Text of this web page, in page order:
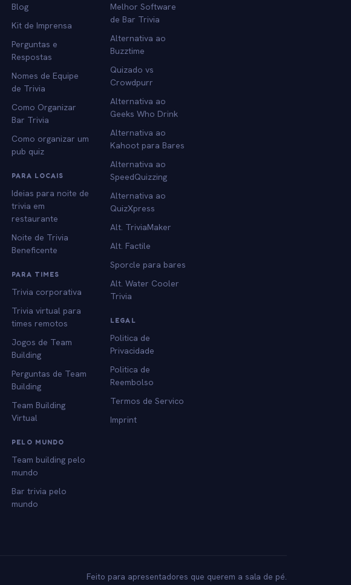
Blog
Kit de Imprensa
Perguntas e
Respostas
Nomes de Equipe
de Trivia
Como Organizar
Bar Trivia
Como organizar um
pub quiz
PARA LOCAIS
Ideias para noite de
trivia em
restaurante
Noite de Trivia
Beneficente
PARA TIMES
Trivia corporativa
Trivia virtual para
times remotos
Jogos de Team
Building
Perguntas de Team
Building
Team Building
Virtual
PELO MUNDO
Team building pelo
mundo
Bar trivia pelo
mundo
Melhor Software
de Bar Trivia
Alternativa ao
Buzztime
Quizado vs
Crowdpurr
Alternativa ao
Geeks Who Drink
Alternativa ao
Kahoot para Bares
Alternativa ao
SpeedQuizzing
Alternativa ao
QuizXpress
Alt. TriviaMaker
Alt. Factile
Sporcle para bares
Alt. Water Cooler
Trivia
LEGAL
Politica de
Privacidade
Politica de
Reembolso
Termos de Servico
Imprint
Feito para apresentadores que querem a sala de pé.